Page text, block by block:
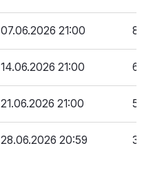
07.06.2026 21:00
14.06.2026 21:00
21.06.2026 21:00
28.06.2026 20:59